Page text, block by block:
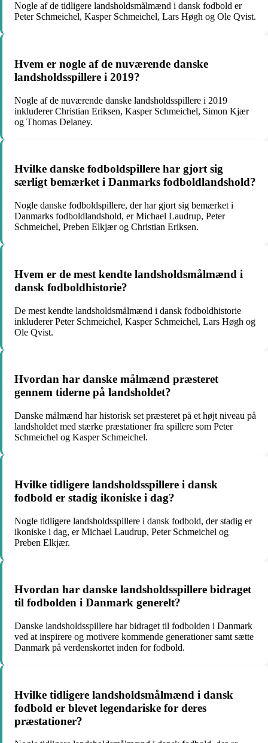
Nogle af de tidligere landsholdsmålmænd i dansk fodbold er
Peter Schmeichel, Kasper Schmeichel, Lars Høgh og Ole Qvist.
Hvem er nogle af de nuværende danske
landsholdsspillere i 2019?
Nogle af de nuværende danske landsholdsspillere i 2019
inkluderer Christian Eriksen, Kasper Schmeichel, Simon Kjær
og Thomas Delaney.
Hvilke danske fodboldspillere har gjort sig
særligt bemærket i Danmarks fodboldlandshold?
Nogle danske fodboldspillere, der har gjort sig bemærket i
Danmarks fodboldlandshold, er Michael Laudrup, Peter
Schmeichel, Preben Elkjær og Christian Eriksen.
Hvem er de mest kendte landsholdsmålmænd i
dansk fodboldhistorie?
De mest kendte landsholdsmålmænd i dansk fodboldhistorie
inkluderer Peter Schmeichel, Kasper Schmeichel, Lars Høgh og
Ole Qvist.
Hvordan har danske målmænd præsteret
gennem tiderne på landsholdet?
Danske målmænd har historisk set præsteret på et højt niveau på
landsholdet med stærke præstationer fra spillere som Peter
Schmeichel og Kasper Schmeichel.
Hvilke tidligere landsholdsspillere i dansk
fodbold er stadig ikoniske i dag?
Nogle tidligere landsholdsspillere i dansk fodbold, der stadig er
ikoniske i dag, er Michael Laudrup, Peter Schmeichel og
Preben Elkjær.
Hvordan har danske landsholdsspillere bidraget
til fodbolden i Danmark generelt?
Danske landsholdsspillere har bidraget til fodbolden i Danmark
ved at inspirere og motivere kommende generationer samt sætte
Danmark på verdenskortet inden for fodbold.
Hvilke tidligere landsholdsmålmænd i dansk
fodbold er blevet legendariske for deres
præstationer?